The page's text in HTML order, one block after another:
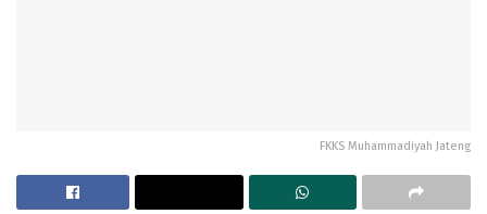
FKKS Muhammadiyah Jateng